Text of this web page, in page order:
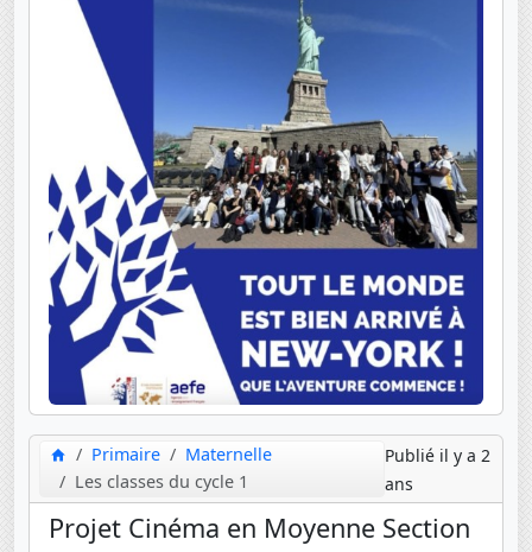
Primaire
Maternelle
Les classes du cycle 1
Publié il y a 2
ans
Projet Cinéma en Moyenne Section